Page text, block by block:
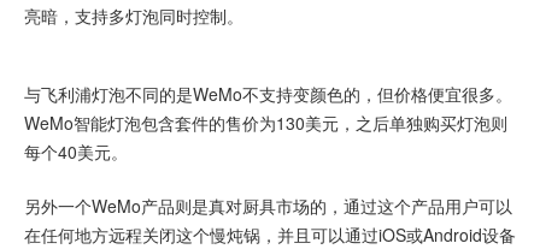
亮暗，支持多灯泡同时控制。
与飞利浦灯泡不同的是WeMo不支持变颜色的，但价格便宜很多。
WeMo智能灯泡包含套件的售价为130美元，之后单独购买灯泡则
每个40美元。
另外一个WeMo产品则是真对厨具市场的，通过这个产品用户可以
在任何地方远程关闭这个慢炖锅，并且可以通过iOS或Android设备